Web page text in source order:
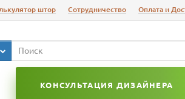
штор Сотрудничество Оплата и
КОНСУЛЬТАЦИЯ ДИЗАЙНЕРА